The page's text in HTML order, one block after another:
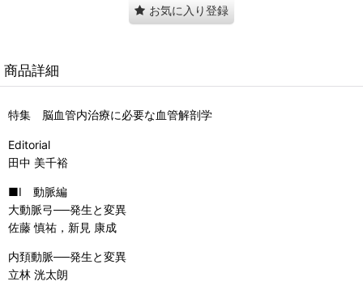
お気に入り登録
商品詳細
特集 脳血管内治療に必要な血管解剖学
Editorial
田中 美千裕
■I 動脈編
大動脈弓──発生と変異
佐藤 慎祐，新見 康成
内頚動脈──発生と変異
立林 洸太朗